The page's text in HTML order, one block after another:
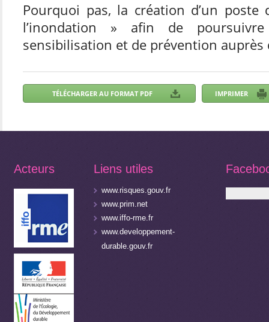
Pourquoi pas, la création d’un poste
l’inondation » afin de
sensibilisation et de prévention auprès
Acteurs Liens utiles
www.risques.gouv.fr
www.prim.net
www.iffo-rme.fr
www.developpement-
durable.gouv.fr